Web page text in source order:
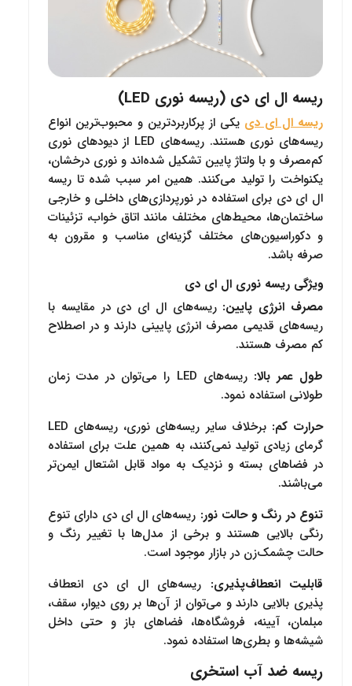
ریسه ال ای دی (ریسه نوری LED)
ریسه‌ ال ای دی یکی از پرکاربردترین و محبوب‌ترین انواع
ریسه‌های نوری هستند. ریسه‌های LED از دیودهای نوری
کم‌مصرف و با ولتاژ پایین تشکیل شده‌اند و نوری درخشان،
یکنواخت را تولید می‌کنند. همین امر سبب شده تا ریسه‌
ال ای دی برای استفاده در نورپردازی‌های داخلی و خارجی
ساختمان‌ها، محیط‌های مختلف مانند اتاق خواب، تزئینات
و دکوراسیون‌های مختلف گزینه‌ای مناسب و مقرون به
صرفه باشد.
ویژگی ریسه نوری ال ای دی
مصرف انرژی پایین: ریسه‌های ال ای دی در مقایسه با
ریسه‌های قدیمی مصرف انرژی پایینی دارند و در اصطلاح
کم مصرف هستند.
طول عمر بالا:
ریسه‌‌های LED را می‌توان در مدت زمان
طولانی استفاده نمود.
حرارت کم:
برخلاف سایر ریسه‌های نوری، ریسه‌های LED
گرمای زیادی تولید نمی‌کنند، به همین علت برای استفاده
در فضاهای بسته و نزدیک به مواد قابل اشتعال ایمن‌تر
می‌باشند.
تنوع در رنگ و حالت نور: ریسه‌های ال ای دی دارای تنوع
رنگی بالایی هستند و برخی از مدل‌ها با تغییر رنگ و
حالت چشمک‌زن در بازار موجود است.
قابلیت انعطاف‌پذیری: ریسه‌های ال ای دی انعطاف
پذیری بالایی دارند و می‌توان از آن‌ها بر روی دیوار، سقف،
مبلمان، آیینه، فروشگاه‌ها، فضاهای باز و حتی داخل
شیشه‌ها و بطری‌ها استفاده نمود.
ریسه ضد آب استخری